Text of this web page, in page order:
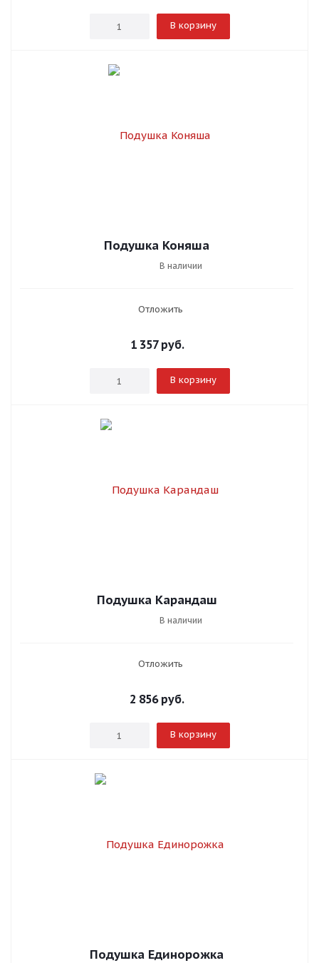
В корзину
Подушка Коняша
В наличии
Отложить
1 357руб.
В корзину
Подушка Карандаш
В наличии
Отложить
2 856руб.
В корзину
Подушка Единорожка